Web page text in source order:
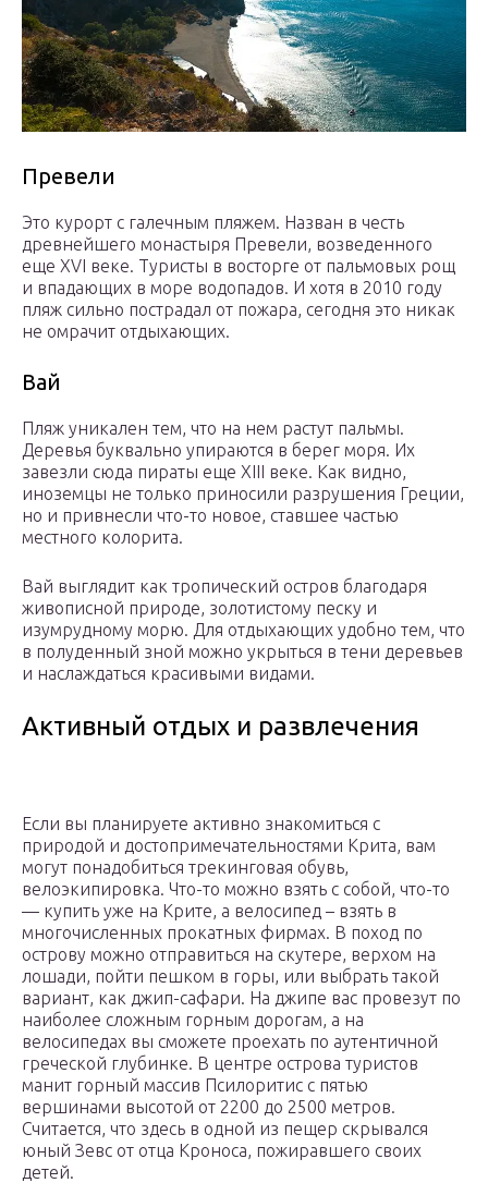
Превели
Это курорт с галечным пляжем. Назван в честь
древнейшего монастыря Превели, возведенного
еще XVI веке. Туристы в восторге от пальмовых рощ
и впадающих в море водопадов. И хотя в 2010 году
пляж сильно пострадал от пожара, сегодня это никак
не омрачит отдыхающих.
Вай
Пляж уникален тем, что на нем растут пальмы.
Деревья буквально упираются в берег моря. Их
завезли сюда пираты еще ХIII веке. Как видно,
иноземцы не только приносили разрушения Греции,
но и привнесли что-то новое, ставшее частью
местного колорита.
Вай выглядит как тропический остров благодаря
живописной природе, золотистому песку и
изумрудному морю. Для отдыхающих удобно тем, что
в полуденный зной можно укрыться в тени деревьев
и наслаждаться красивыми видами.
Активный отдых и развлечения
Если вы планируете активно знакомиться с
природой и достопримечательностями Крита, вам
могут понадобиться трекинговая обувь,
велоэкипировка. Что-то можно взять с собой, что-то
— купить уже на Крите, а велосипед – взять в
многочисленных прокатных фирмах. В поход по
острову можно отправиться на скутере, верхом на
лошади, пойти пешком в горы, или выбрать такой
вариант, как джип-сафари. На джипе вас провезут по
наиболее сложным горным дорогам, а на
велосипедах вы сможете проехать по аутентичной
греческой глубинке. В центре острова туристов
манит горный массив Псилоритис с пятью
вершинами высотой от 2200 до 2500 метров.
Считается, что здесь в одной из пещер скрывался
юный Зевс от отца Кроноса, пожиравшего своих
детей.